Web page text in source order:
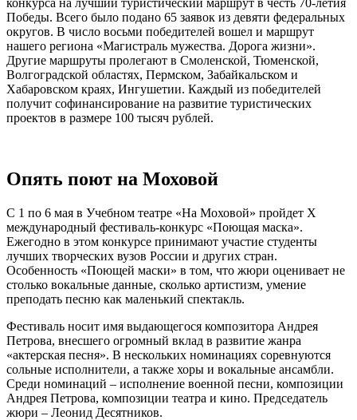
конкурса на лучший туристический маршрут в честь 70-летия
Победы. Всего было подано 65 заявок из девяти федеральных
округов. В число восьми победителей вошел и маршрут
нашего региона «Магистраль мужества. Дорога жизни».
Другие маршруты пролегают в Смоленской, Тюменской,
Волгоградской областях, Пермском, Забайкальском и
Хабаровском краях, Ингушетии. Каждый из победителей
получит софинансирование на развитие туристических
проектов в размере 100 тысяч рублей.
Опять поют на Моховой
С 1 по 6 мая в Учебном театре «На Моховой» пройдет X
международный фестиваль-конкурс «Поющая маска».
Ежегодно в этом конкурсе принимают участие студенты
лучших творческих вузов России и других стран.
Особенность «Поющей маски» в том, что жюри оценивает не
столько вокальные данные, сколько артистизм, умение
преподать песню как маленький спектакль.
Фестиваль носит имя выдающегося композитора Андрея
Петрова, внесшего огромный вклад в развитие жанра
«актерская песня». В нескольких номинациях соревнуются
сольные исполнители, а также хоры и вокальные ансамбли.
Среди номинаций – исполнение военной песни, композиции
Андрея Петрова, композиции театра и кино. Председатель
жюри – Леонид Десятников.